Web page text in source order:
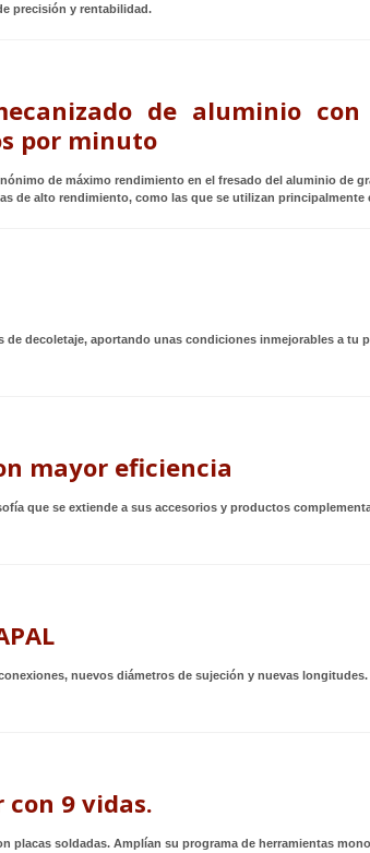
precisión y rentabilidad.
de aluminio
por minuto
de máximo rendimiento en el fresado del aluminio de
de alto rendimiento, como las que se utilizan principalmente
de decoletaje, aportando unas condiciones inmejorables a tu
mayor eficiencia
que se extiende a sus accesorios y productos
nuevos diámetros de sujeción y nuevas longitudes.
con 9 vidas.
placas soldadas. Amplían su programa de herramientas